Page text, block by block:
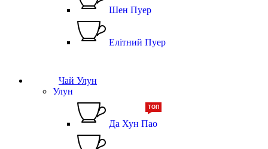
Шен Пуер
Елітний Пуер
Чай Улун
Улун
Да Хун Пао
ТОП